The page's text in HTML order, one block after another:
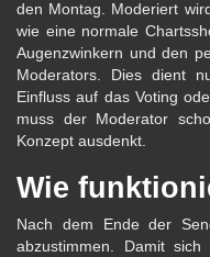
den Montag. Moderiert
wie eine normale
Augenzwinkern und den
Moderators. Dies dient
Einfluss auf das Voting
muss der Moderator
Konzept ausdenkt.
Wie
Nach dem Ende der
abzustimmen. Damit